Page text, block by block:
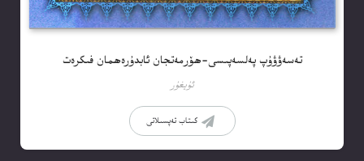
تەسەۋۋۇپ پەلسەپىسى-ھۆرمەتجان ئابدۇرەھمان فىكرەت
ئۇيغۇر
كىتاب تەپسىلاتى